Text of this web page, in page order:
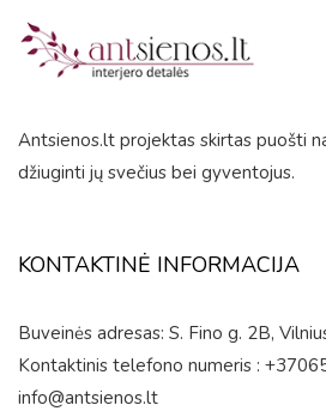
Antsienos.lt projektas skirtas puošti
džiuginti jų svečius bei gyventojus.
KONTAKTINĖ INFORMACIJA
Buveinės adresas: S. Fino g. 2B,
Kontaktinis telefono numeris :
info@antsienos.lt